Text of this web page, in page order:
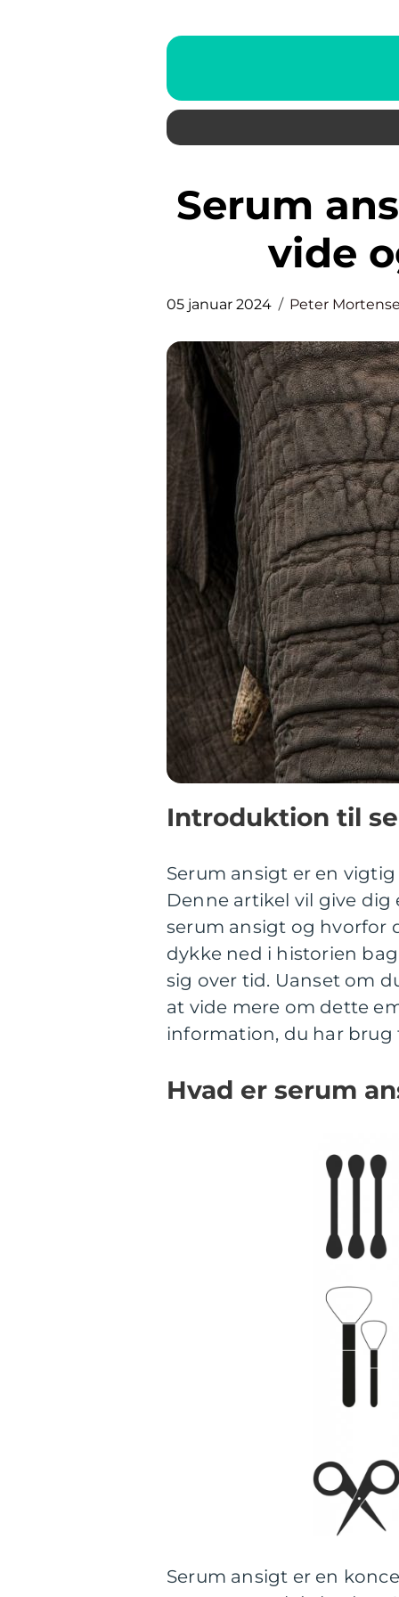
Serum ansigt: Alt hvad du bør
vide
05 januar 2024 Peter
Introduktion til
Serum ansigt er en
Denne artikel vil give
serum ansigt og hvorfor
dykke ned i historien
sig over tid. Uanset om
at vide mere om dette
information, du har brug
Hvad er serum
Serum ansigt er en